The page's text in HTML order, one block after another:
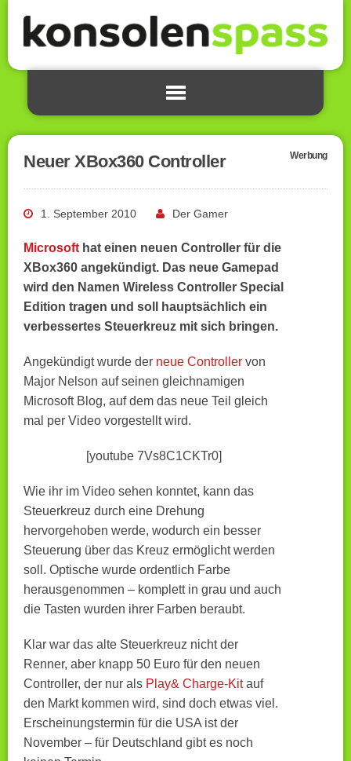
Neuer XBox360 Controller Werbung
1. September 2010 Der Gamer
Microsofthat einen neuen Controller für die
XBox360 angekündigt. Das neue Gamepad
wird den Namen Wireless Controller Special
Edition tragen und soll hauptsächlich ein
verbessertes Steuerkreuz mit sich bringen.
Angekündigt wurde der neue Controller von
Major Nelson auf seinen gleichnamigen
Microsoft Blog, auf dem das neue Teil gleich
mal per Video vorgestellt wird.
[youtube 7Vs8C1CKTr0]
Wie ihr im Video sehen konntet, kann das
Steuerkreuz durch eine Drehung
hervorgehoben werde, wodurch ein besser
Steuerung über das Kreuz ermöglicht werden
soll. Optische wurde ordentlich Farbe
herausgenommen – komplett in grau und auch
die Tasten wurden ihrer Farben beraubt.
Klar war das alte Steuerkreuz nicht der
Renner, aber knapp 50 Euro für den neuen
Controller, der nur als Play& Charge-Kitauf
den Markt kommen wird, sind doch etwas viel.
Erscheinungstermin für die USA ist der
November – für Deutschland gibt es noch